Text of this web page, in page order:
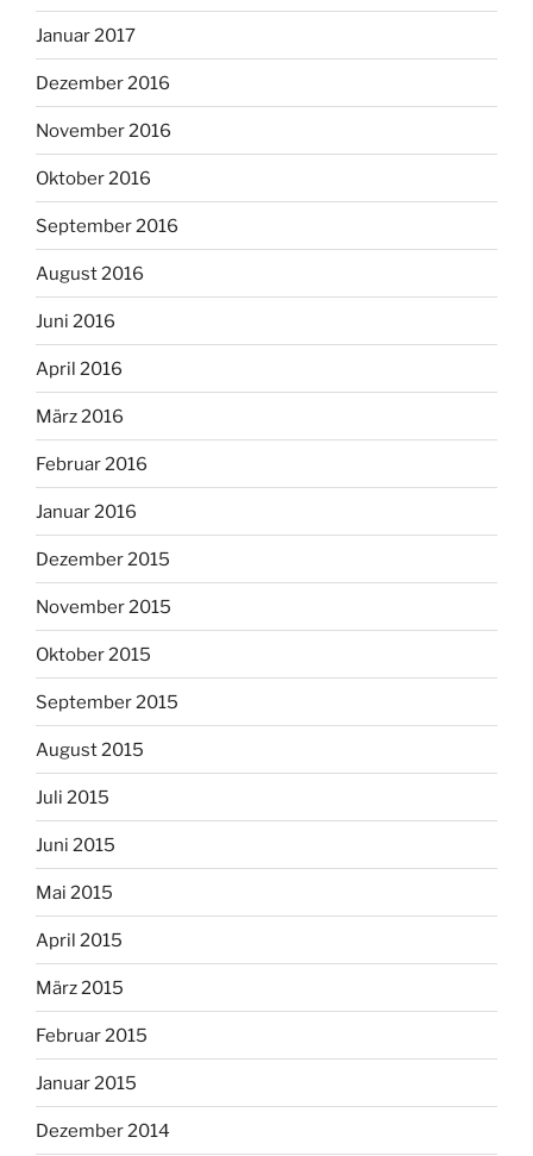
Januar 2017
Dezember 2016
November 2016
Oktober 2016
September 2016
August 2016
Juni 2016
April 2016
März 2016
Februar 2016
Januar 2016
Dezember 2015
November 2015
Oktober 2015
September 2015
August 2015
Juli 2015
Juni 2015
Mai 2015
April 2015
März 2015
Februar 2015
Januar 2015
Dezember 2014